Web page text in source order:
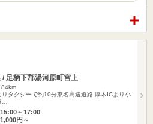
/ 足柄下郡湯河原町宮上
りタクシーで約10分東名高速道路 厚木ICより小
…
～17:00
円～